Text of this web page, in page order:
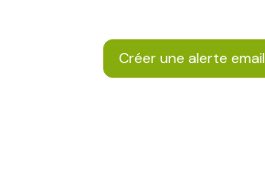
Créer une alerte email